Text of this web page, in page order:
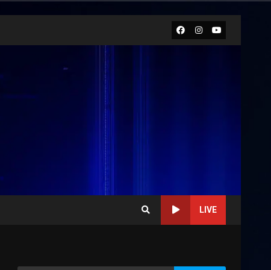
Facebook
Instagram
Youtube
LIVE